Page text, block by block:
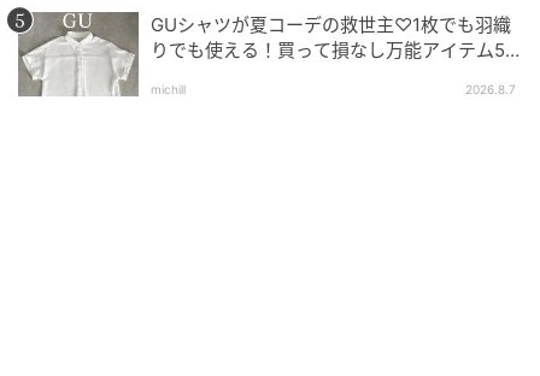
クラシカルな雰囲気を演出してくれるブラウス。クル
ーネックのすっきりとしたデザインで甘くなりすぎ
ず、大人も取り入れやすい一枚といえそうです。ヒッ
GUシャツが夏コーデの救世主♡1枚でも羽織
りでも使える！買って損なし万能アイテム5
michill 2026.8.7